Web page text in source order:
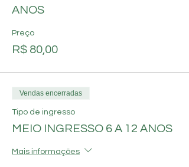
ANOS
Preço
R$ 80,00
Vendas encerradas
Tipo de ingresso
MEIO INGRESSO 6 A 12 ANOS
Mais informações